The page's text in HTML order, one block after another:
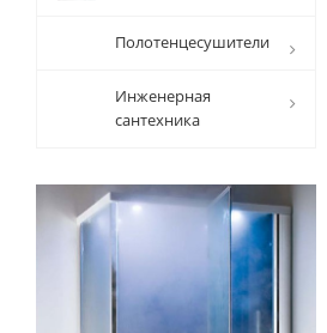
Полотенцесушители
Инженерная
сантехника